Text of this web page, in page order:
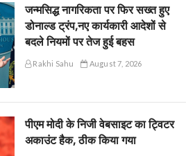
जन्मसिद्ध नागरिकता पर फिर सख्त हुए
डोनाल्ड ट्रंप,नए कार्यकारी आदेशों से
बदले नियमों पर तेज हुई बहस
Rakhi Sahu August 7, 2026
पीएम मोदी के निजी वेबसाइट का ट्विटर
अकाउंट हैक, ठीक किया गया